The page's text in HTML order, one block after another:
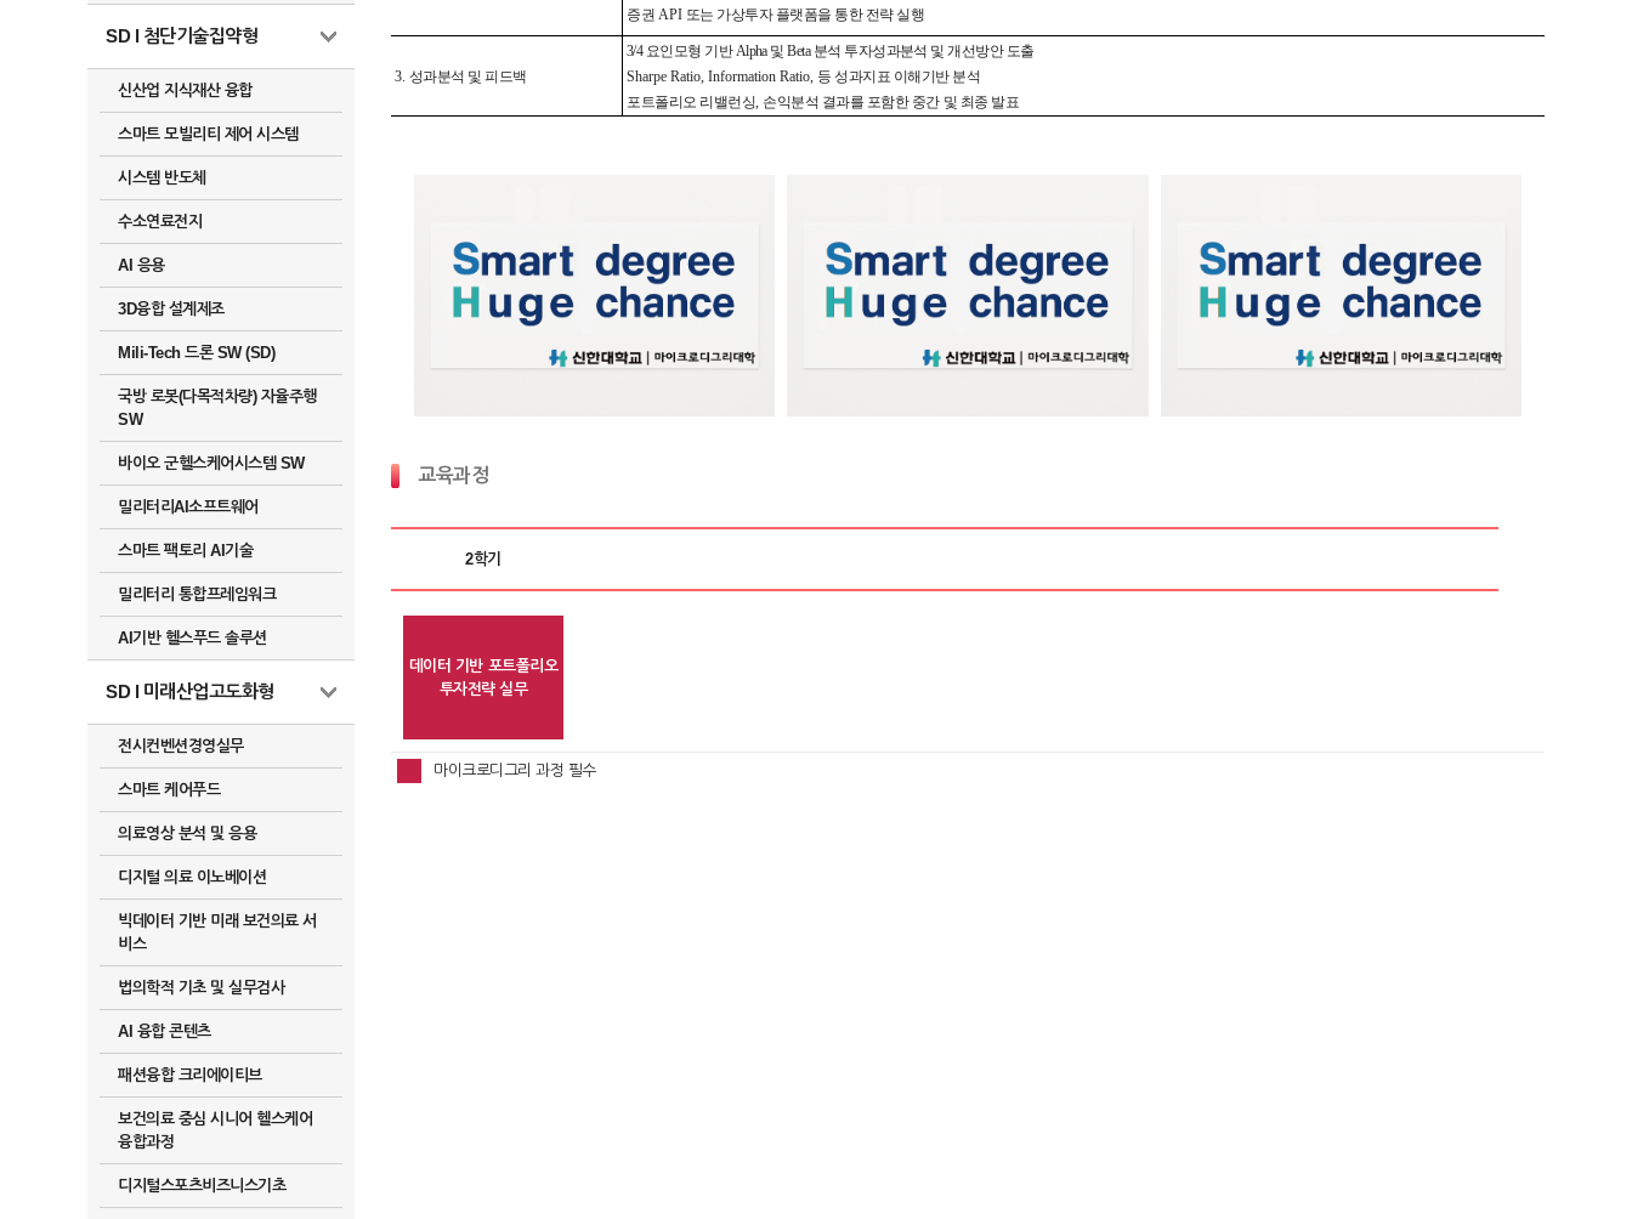
SD l 첨단기술집약형
신산업 지식재산 융합
스마트 모빌리티 제어 시스템
시스템 반도체
수소연료전지
AI 응용
3D융합 설계제조
Mili-Tech 드론 SW (SD)
국방 로봇(다목적차량) 자율주행
SW
바이오 군헬스케어시스템 SW
밀리터리AI소프트웨어
스마트 팩토리 AI기술
밀리터리 통합프레임워크
AI기반 헬스푸드 솔루션
SD l 미래산업고도화형
전시컨벤션경영실무
스마트 케어푸드
의료영상 분석 및 응용
디지털 의료 이노베이션
빅데이터 기반 미래 보건의료 서
비스
법의학적 기초 및 실무검사
AI 융합 콘텐츠
패션융합 크리에이티브
보건의료 중심 시니어 헬스케어
융합과정
디지털스포츠비즈니스기초
증권 API 또는 가상투자 플랫폼을 통한 전략 실행
3. 성과분석 및 피드백
3/4 요인모형 기반Alpha 및Beta 분석 투자성과분석 및 개선방안 도출
Sharpe Ratio, Information Ratio, 등 성과지표 이해기반 분석
포트폴리오 리밸런싱, 손익분석 결과를 포함한 중간 및 최종 발표
교육과정
2학기
데이터 기반 포트폴리오
투자전략 실무
마이크로디그리 과정 필수